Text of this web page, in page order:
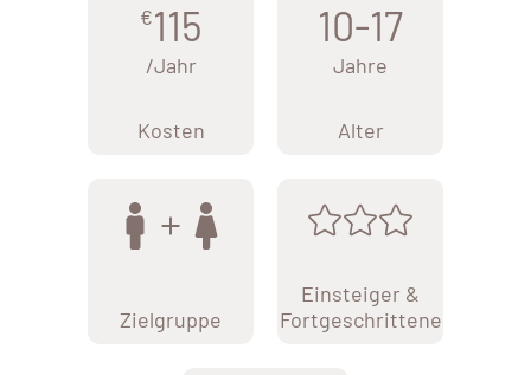
€115
/Jahr
Kosten
10-17
Jahre
Alter
Zielgruppe
Einsteiger &
Fortgeschrittene